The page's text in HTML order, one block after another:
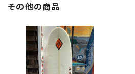
その他の商品